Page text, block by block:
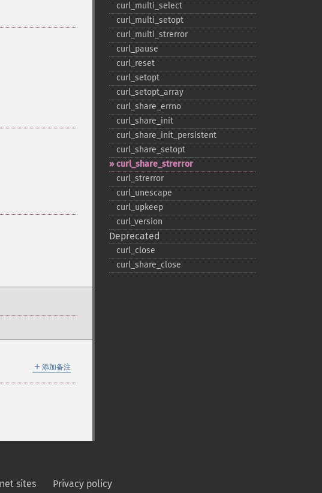
＋ 添加备注
curl_​multi_​select
curl_​multi_​setopt
curl_​multi_​strerror
curl_​pause
curl_​reset
curl_​setopt
curl_​setopt_​array
curl_​share_​errno
curl_​share_​init
curl_​share_​init_​persistent
curl_​share_​setopt
curl_​share_​strerror
curl_​strerror
curl_​unescape
curl_​upkeep
curl_​version
Deprecated
curl_​close
curl_​share_​close
sites Privacy policy